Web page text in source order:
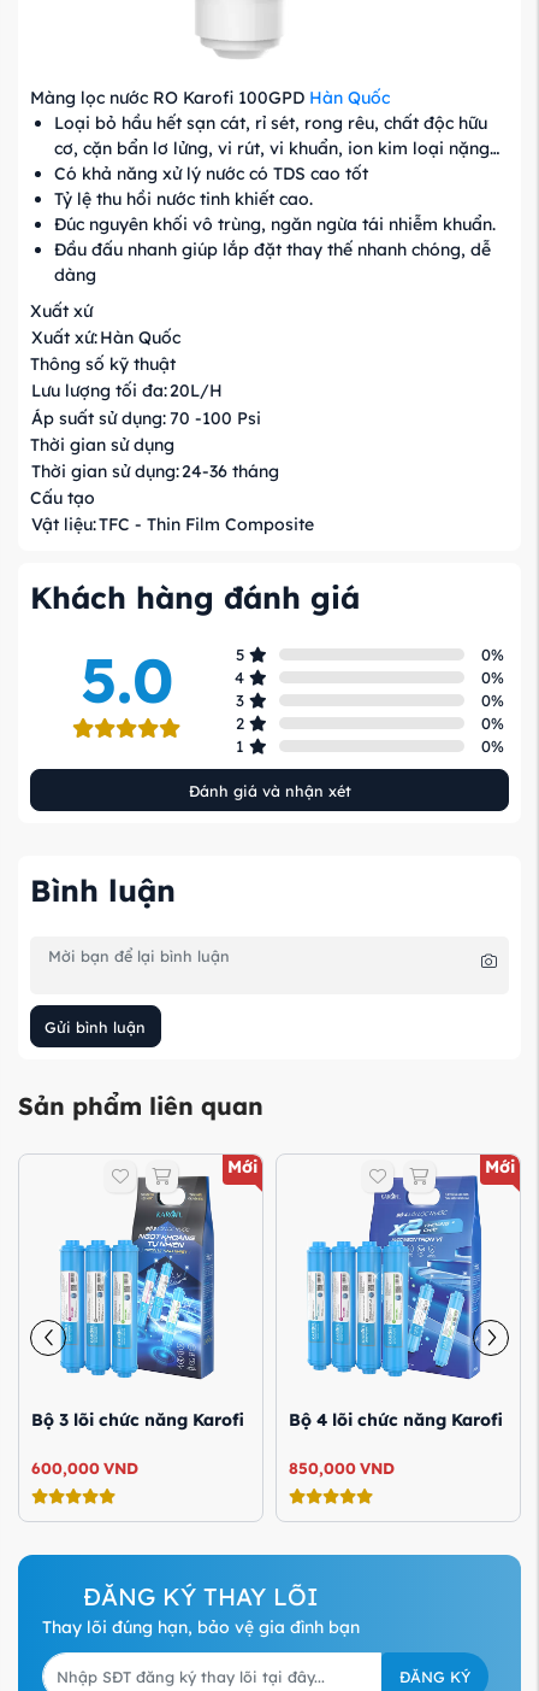
Màng lọc nước RO Karofi 100GPD Hàn Quốc
Loại bỏ hầu hết sạn cát, rỉ sét, rong rêu, chất độc hữu
cơ, cặn bẩn lơ lửng, vi rút, vi khuẩn, ion kim loại nặng…
Có khả năng xử lý nước có TDS cao tốt
Tỷ lệ thu hồi nước tinh khiết cao.
Đúc nguyên khối vô trùng, ngăn ngừa tái nhiễm khuẩn.
Đầu đấu nhanh giúp lắp đặt thay thế nhanh chóng, dễ
dàng
Xuất xứ
Xuất xứ:Hàn Quốc
Thông số kỹ thuật
Lưu lượng tối đa:20L/H
Áp suất sử dụng:70 -100 Psi
Thời gian sử dụng
Thời gian sử dụng:24-36 tháng
Cấu tạo
Vật liệu:TFC - Thin Film Composite
Khách hàng đánh giá
5.0 5 0%
4
0%
3
0%
2
0%
1
0%
Đánh giá và nhận xét
Bình luận
Gửi bình luận
Sản phẩm liên quan
Mới
Bộ 3 lõi chức năng Karofi
600,000VND
Mới
Bộ 4 lõi chức năng Karofi
850,000VND
ĐĂNG KÝ THAY LÕI
Thay lõi đúng hạn, bảo vệ gia đình bạn
ĐĂNG KÝ